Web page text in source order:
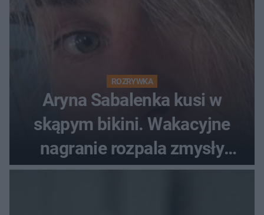
ROZRYWKA
Aryna Sabalenka kusi w
skąpym bikini. Wakacyjne
nagranie rozpala zmysły
fanów